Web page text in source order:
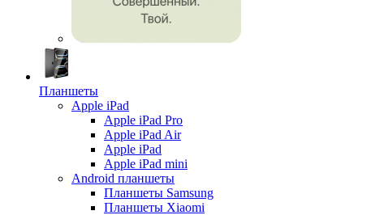
Планшеты
Apple iPad
Apple iPad Pro
Apple iPad Air
Apple iPad
Apple iPad mini
Android планшеты
Планшеты Samsung
Планшеты Xiaomi